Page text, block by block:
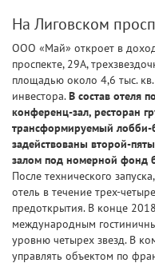
На Лиговском
ООО «Май» откроет в
проспекте, 29А,
площадью около 4,6 тыс.
инвестора.В состав отеля
конференц-зал, ресторан
трансформируемый лобби-
задействованы второй-
залом под номерной фонд
После технического
отель в течение трех-
предоткрытия. В конце
международным
уровню четырех звезд. В
управлять объектом по